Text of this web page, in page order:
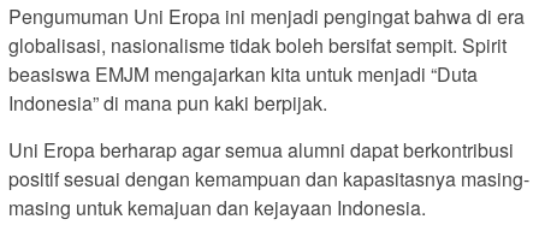
Pengumuman Uni Eropa ini menjadi pengingat bahwa di era
globalisasi, nasionalisme tidak boleh bersifat sempit. Spirit
beasiswa EMJM mengajarkan kita untuk menjadi “Duta
Indonesia” di mana pun kaki berpijak.
Uni Eropa berharap agar semua alumni dapat berkontribusi
positif sesuai dengan kemampuan dan kapasitasnya masing-
masing untuk kemajuan dan kejayaan Indonesia.